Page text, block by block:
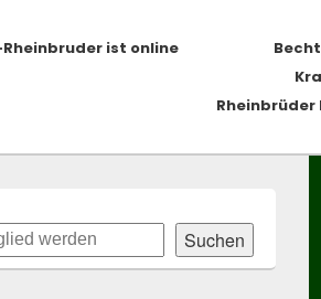
ist online
Rheinbrüder
Suchen